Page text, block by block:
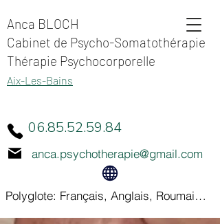
06.85.52.59.84
Anca BLOCH
Cabinet de Psycho-Somatothérapie
Thérapie Psychocorporelle
Aix-Les-Bains
anca.psychotherapie@gmail.com
Polyglote: Français, Anglais, Roumain, Italien